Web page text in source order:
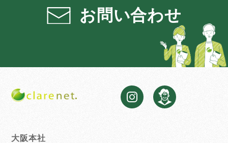
お問い合わせ
大阪本社